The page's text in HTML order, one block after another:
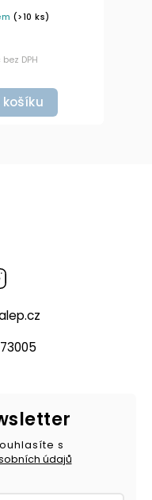
rozměr 6 × 4
lednice
(>10 ks)
bez DPH
košíku
s
údajů